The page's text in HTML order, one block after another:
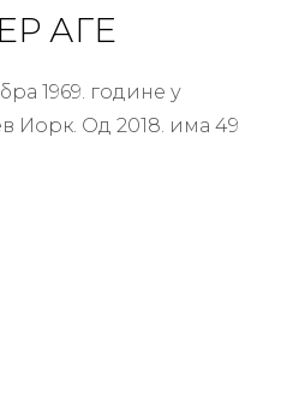
АГЕ
1969. године у
Иорк. Од 2018. има 49